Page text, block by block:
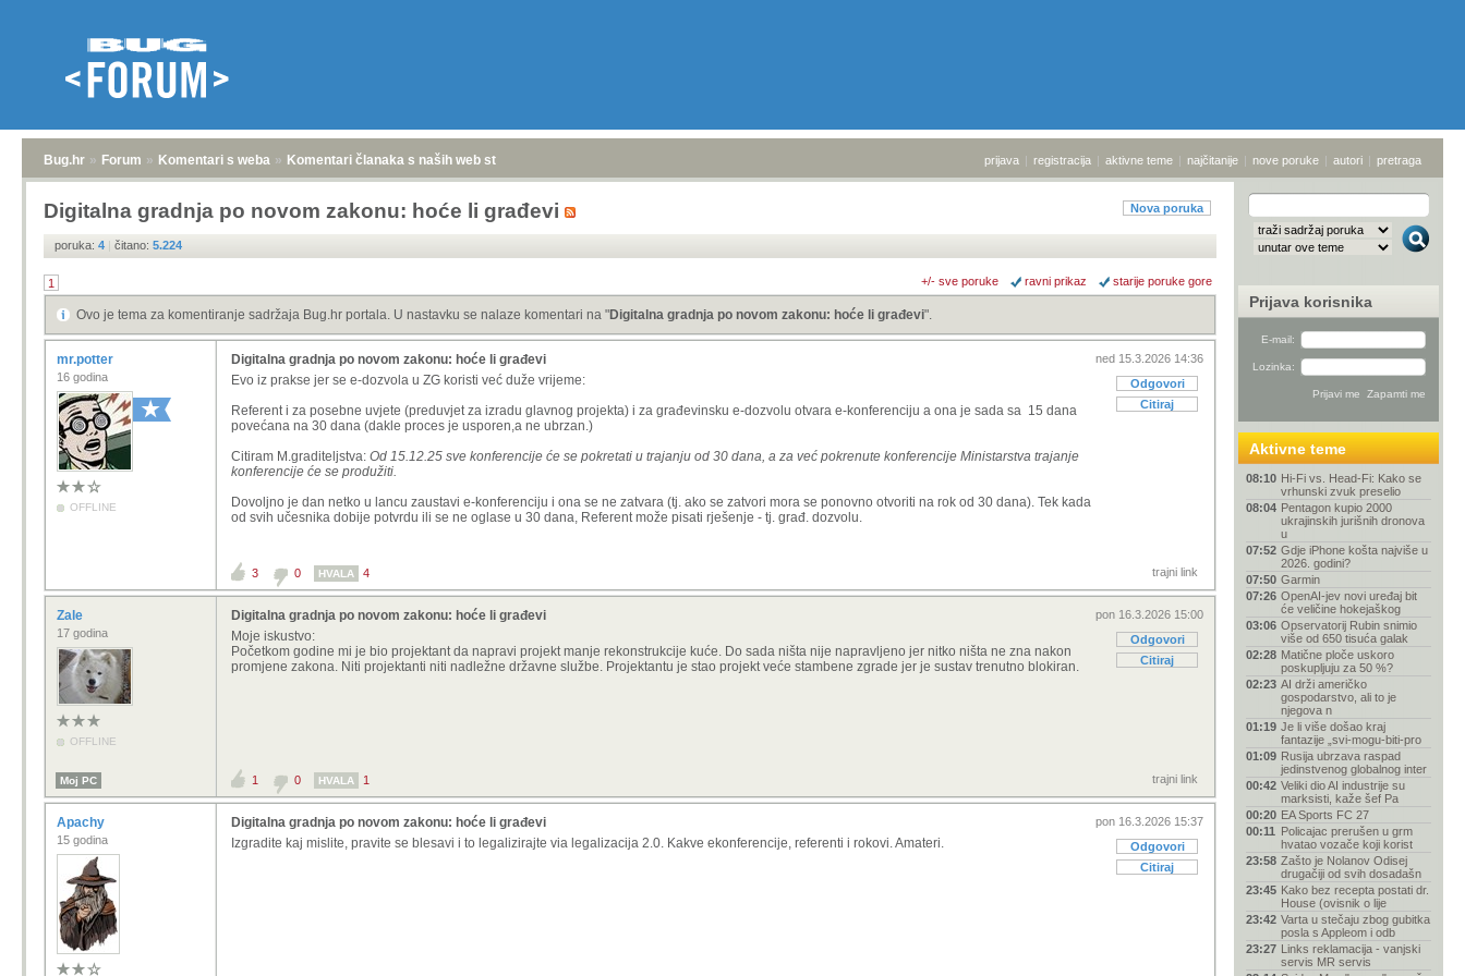
Bug.hr » Forum » Komentari s weba » Komentari članaka s naših web stranica prijava | registracija | aktivne teme | najčitanije | nove poruke | autori | pretraga
Nova poruka
Digitalna gradnja po novom zakonu: hoće li građevi
poruka: 4 | čitano: 5.224
1 +/- sve poruke ravni prikaz starije poruke gore
Ovo je tema za komentiranje sadržaja Bug.hr portala. U nastavku se nalaze komentari na "Digitalna gradnja po novom zakonu: hoće li građevi".
mr.potter
16 godina
OFFLINE
ned 15.3.2026 14:36
Odgovori
Citiraj
Digitalna gradnja po novom zakonu: hoće li građevi
Evo iz prakse jer se e-dozvola u ZG koristi već duže vrijeme:
Referent i za posebne uvjete (preduvjet za izradu glavnog projekta) i za građevinsku e-dozvolu otvara e-konferenciju a ona je sada sa 15 dana
povećana na 30 dana (dakle proces je usporen,a ne ubrzan.)
Citiram M.graditeljstva: Od 15.12.25 sve konferencije će se pokretati u trajanju od 30 dana, a za već pokrenute konferencije Ministarstva trajanje
konferencije će se produžiti.
Dovoljno je dan netko u lancu zaustavi e-konferenciju i ona se ne zatvara (tj. ako se zatvori mora se ponovno otvoriti na rok od 30 dana). Tek kada
od svih učesnika dobije potvrdu ili se ne oglase u 30 dana, Referent može pisati rješenje - tj. građ. dozvolu.
trajni link
3 0 HVALA 4
Zale
17 godina
OFFLINE
pon 16.3.2026 15:00
Odgovori
Citiraj
Digitalna gradnja po novom zakonu: hoće li građevi
Moje iskustvo:
Početkom godine mi je bio projektant da napravi projekt manje rekonstrukcije kuće. Do sada ništa nije napravljeno jer nitko ništa ne zna nakon
promjene zakona. Niti projektanti niti nadležne državne službe. Projektantu je stao projekt veće stambene zgrade jer je sustav trenutno blokiran.
Moj PC trajni link
1 0 HVALA 1
Apachy
15 godina
pon 16.3.2026 15:37
Odgovori
Citiraj
Digitalna gradnja po novom zakonu: hoće li građevi
Izgradite kaj mislite, pravite se blesavi i to legalizirajte via legalizacija 2.0. Kakve ekonferencije, referenti i rokovi. Amateri.
Prijava korisnika
E-mail:
Lozinka:
Aktivne teme
08:10 Hi-Fi vs. Head-Fi: Kako se
vrhunski zvuk preselio
08:04 Pentagon kupio 2000
ukrajinskih jurišnih dronova
u
07:52 Gdje iPhone košta najviše u
2026. godini?
07:50 Garmin
07:26 OpenAI-jev novi uređaj bit
će veličine hokejaškog
03:06 Opservatorij Rubin snimio
više od 650 tisuća galak
02:28 Matične ploče uskoro
poskupljuju za 50 %?
02:23 AI drži američko
gospodarstvo, ali to je
njegova n
01:19 Je li više došao kraj
fantazije „svi-mogu-biti-pro
01:09 Rusija ubrzava raspad
jedinstvenog globalnog inter
00:42 Veliki dio AI industrije su
marksisti, kaže šef Pa
00:20 EA Sports FC 27
00:11 Policajac prerušen u grm
hvatao vozače koji korist
23:58 Zašto je Nolanov Odisej
drugačiji od svih dosadašn
23:45 Kako bez recepta postati dr.
House (ovisnik o lije
23:42 Varta u stečaju zbog gubitka
posla s Appleom i odb
23:27 Links reklamacija - vanjski
servis MR servis